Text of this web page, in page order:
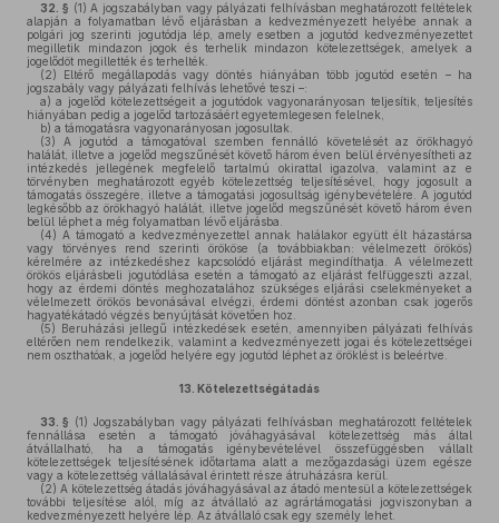
32. § (1) A jogszabályban vagy pályázati felhívásban meghatározott feltételek
alapján a folyamatban lévő eljárásban a kedvezményezett helyébe annak a
polgári jog szerinti jogutódja lép, amely esetben a jogutód kedvezményezettet
megilletik mindazon jogok és terhelik mindazon kötelezettségek, amelyek a
jogelődöt megillették és terhelték.
(2) Eltérő megállapodás vagy döntés hiányában több jogutód esetén – ha
jogszabály vagy pályázati felhívás lehetővé teszi –:
a) a jogelőd kötelezettségeit a jogutódok vagyonarányosan teljesítik, teljesítés
hiányában pedig a jogelőd tartozásáért egyetemlegesen felelnek,
b) a támogatásra vagyonarányosan jogosultak.
(3) A jogutód a támogatóval szemben fennálló követelését az örökhagyó
halálát, illetve a jogelőd megszűnését követő három éven belül érvényesítheti az
intézkedés jellegének megfelelő tartalmú okirattal igazolva, valamint az e
törvényben meghatározott egyéb kötelezettség teljesítésével, hogy jogosult a
támogatás összegére, illetve a támogatási jogosultság igénybevételére. A jogutód
legkésőbb az örökhagyó halálát, illetve jogelőd megszűnését követő három éven
belül léphet a még folyamatban lévő eljárásba.
(4) A támogató a kedvezményezettel annak halálakor együtt élt házastársa
vagy törvényes rend szerinti örököse (a továbbiakban: vélelmezett örökös)
kérelmére az intézkedéshez kapcsolódó eljárást megindíthatja. A vélelmezett
örökös eljárásbeli jogutódlása esetén a támogató az eljárást felfüggeszti azzal,
hogy az érdemi döntés meghozatalához szükséges eljárási cselekményeket a
vélelmezett örökös bevonásával elvégzi, érdemi döntést azonban csak jogerős
hagyatékátadó végzés benyújtását követően hoz.
(5) Beruházási jellegű intézkedések esetén, amennyiben pályázati felhívás
eltérően nem rendelkezik, valamint a kedvezményezett jogai és kötelezettségei
nem oszthatóak, a jogelőd helyére egy jogutód léphet az öröklést is beleértve.
13. Kötelezettségátadás
33. § (1) Jogszabályban vagy pályázati felhívásban meghatározott feltételek
fennállása esetén a támogató jóváhagyásával kötelezettség más által
átvállalható, ha a támogatás igénybevételével összefüggésben vállalt
kötelezettségek teljesítésének időtartama alatt a mezőgazdasági üzem egésze
vagy a kötelezettség vállalásával érintett része átruházásra kerül.
(2) A kötelezettség átadás jóváhagyásával az átadó mentesül a kötelezettségek
további teljesítése alól, míg az átvállaló az agrártámogatási jogviszonyban a
kedvezményezett helyére lép. Az átvállaló csak egy személy lehet.